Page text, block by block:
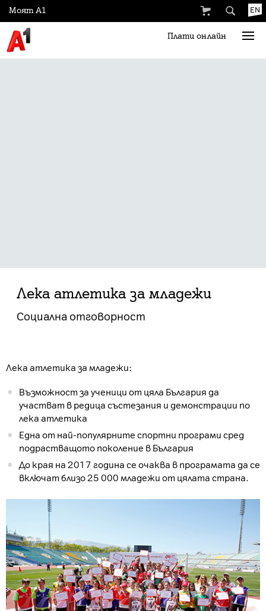
EN
Плати онлайн
Моят А1
Лека атлетика за младежи
Социална отговорност
Лека атлетика за младежи:
Възможност за ученици от цяла България да
участват в редица състезания и демонстрации по
лека атлетика
Една от най-популярните спортни програми сред
подрастващото поколение в България
До края на 2017 година се очаква в програмата да се
включат близо 25 000 младежи от цялата страна.